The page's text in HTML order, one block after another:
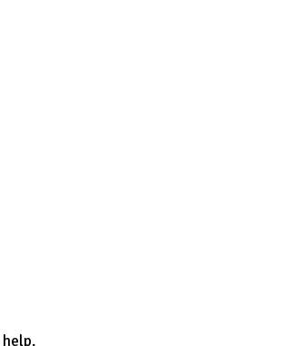
help.